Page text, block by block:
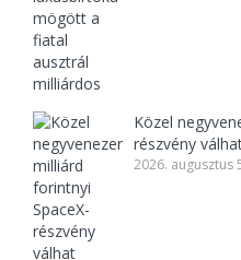
Közel
részvény
2026. augusztus